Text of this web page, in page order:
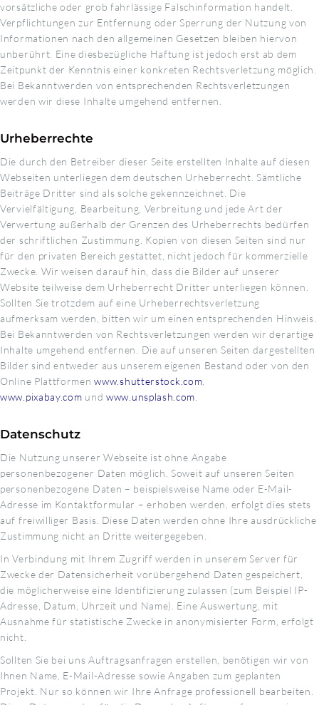
vorsätzliche oder grob fahrlässige Falschinformation handelt.
Verpflichtungen zur Entfernung oder Sperrung der Nutzung von
Informationen nach den allgemeinen Gesetzen bleiben hiervon
unberührt. Eine diesbezügliche Haftung ist jedoch erst ab dem
Zeitpunkt der Kenntnis einer konkreten Rechtsverletzung möglich.
Bei Bekanntwerden von entsprechenden Rechtsverletzungen
werden wir diese Inhalte umgehend entfernen.
Urheberrechte
Die durch den Betreiber dieser Seite erstellten Inhalte auf diesen
Webseiten unterliegen dem deutschen Urheberrecht. Sämtliche
Beiträge Dritter sind als solche gekennzeichnet. Die
Vervielfältigung, Bearbeitung, Verbreitung und jede Art der
Verwertung außerhalb der Grenzen des Urheberrechts bedürfen
der schriftlichen Zustimmung. Kopien von diesen Seiten sind nur
für den privaten Bereich gestattet, nicht jedoch für kommerzielle
Zwecke. Wir weisen darauf hin, dass die Bilder auf unserer
Website teilweise dem Urheberrecht Dritter unterliegen können.
Sollten Sie trotzdem auf eine Urheberrechtsverletzung
aufmerksam werden, bitten wir um einen entsprechenden Hinweis.
Bei Bekanntwerden von Rechtsverletzungen werden wir derartige
Inhalte umgehend entfernen. Die auf unseren Seiten dargestellten
Bilder sind entweder aus unserem eigenen Bestand oder von den
Online Plattformenwww.shutterstock.com
www.pixabay.com und www.unsplash.com
Datenschutz
Die Nutzung unserer Webseite ist ohne Angabe
personenbezogener Daten möglich. Soweit auf unseren Seiten
personenbezogene Daten – beispielsweise Name oder E-Mail-
Adresse im Kontaktformular – erhoben werden, erfolgt dies stets
auf freiwilliger Basis. Diese Daten werden ohne Ihre ausdrückliche
Zustimmung nicht an Dritte weitergegeben.
In Verbindung mit Ihrem Zugriff werden in unserem Server für
Zwecke der Datensicherheit vorübergehend Daten gespeichert,
die möglicherweise eine Identifizierung zulassen (zum Beispiel IP-
Adresse, Datum, Uhrzeit und Name). Eine Auswertung, mit
Ausnahme für statistische Zwecke in anonymisierter Form, erfolgt
nicht.
Sollten Sie bei uns Auftragsanfragen erstellen, benötigen wir von
Ihnen Name, E-Mail-Adresse sowie Angaben zum geplanten
Projekt. Nur so können wir Ihre Anfrage professionell bearbeiten.